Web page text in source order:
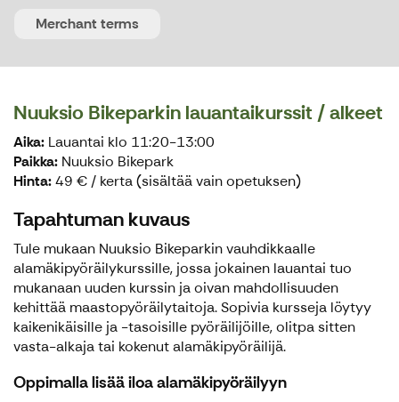
Merchant terms
Nuuksio Bikeparkin lauantaikurssit / alkeet
Aika: Lauantai klo 11:20-13:00
Paikka: Nuuksio Bikepark
Hinta:49 € / kerta (sisältää vain opetuksen)
Tapahtuman kuvaus
Tule mukaan Nuuksio Bikeparkin vauhdikkaalle
alamäkipyöräilykurssille, jossa jokainen lauantai tuo
mukanaan uuden kurssin ja oivan mahdollisuuden
kehittää maastopyöräilytaitoja. Sopivia kursseja löytyy
kaikenikäisille ja -tasoisille pyöräilijöille, olitpa sitten
vasta-alkaja tai kokenut alamäkipyöräilijä.
Oppimalla lisää iloa alamäkipyöräilyyn